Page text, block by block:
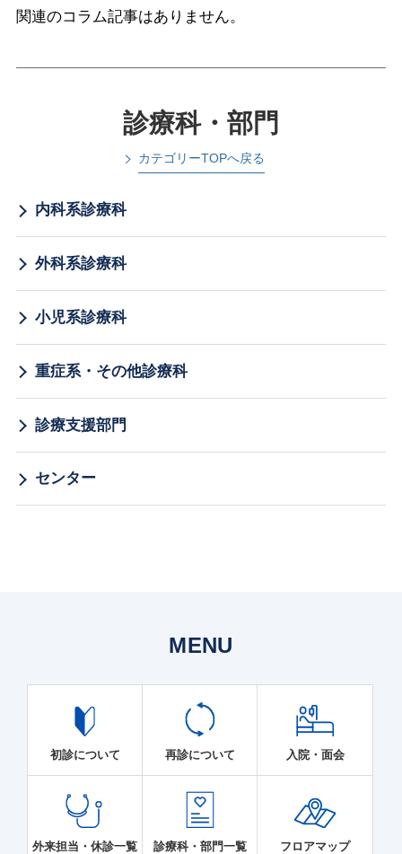
関連のコラム記事はありません。
診療科・部門
カテゴリーTOPへ戻る
内科系診療科
外科系診療科
小児系診療科
重症系・その他診療科
診療支援部門
センター
MENU
初診について 再診について 入院・面会
外来担当・休診一覧 診療科・部門一覧 フロアマップ